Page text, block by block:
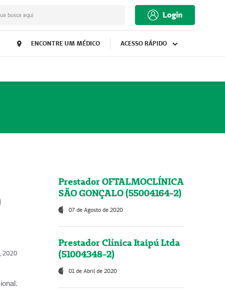
busca aqui Login
ENCONTRE UM MÉDICO ACESSO RÁPIDO
2020
Prestador OFTALMOCLÍNICA
SÃO GONÇALO (55004164-2)
07 de Agosto de 2020
Prestador Clínica Itaipú Ltda
(51004348-2)
01 de Abril de 2020